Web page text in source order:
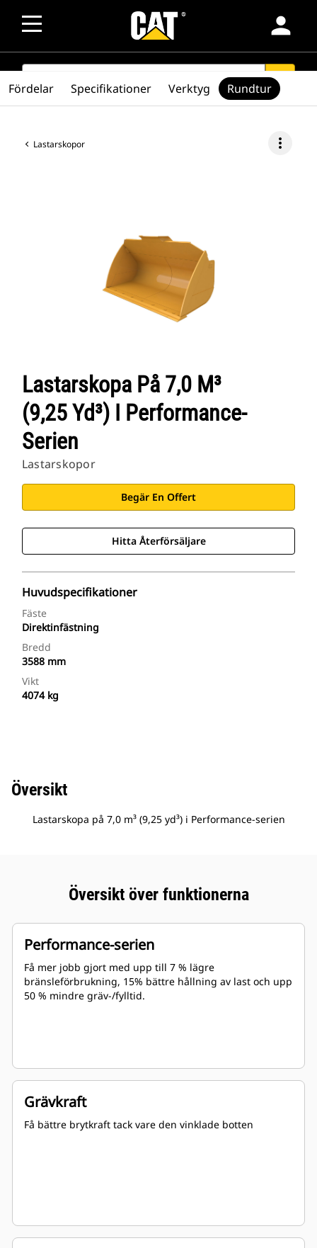
person
SEARCH search
Lastarskopor more_vert
Lastarskopa På 7,0 M³
(9,25 Yd³) I Performance-
Serien
Lastarskopor
Begär En Offert
Hitta Återförsäljare
Huvudspecifikationer
Fäste
Direktinfästning
Bredd
3588 mm
Vikt
4074 kg
Fördelar Specifikationer Verktyg Rundtur
Översikt
Lastarskopa på 7,0 m³ (9,25 yd³) i Performance-serien
Översikt över funktionerna
Performance-serien
Få mer jobb gjort med upp till 7 % lägre
bränsleförbrukning, 15% bättre hållning av last och upp
50 % mindre gräv-/fylltid.
Grävkraft
Få bättre brytkraft tack vare den vinklade botten